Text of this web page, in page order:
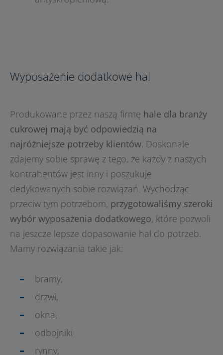
Wyposażenie dodatkowe hal
Produkowane przez naszą firmę hale dla branży
cukrowej mają być odpowiedzią na
najróżniejsze potrzeby klientów. Doskonale
zdajemy sobie sprawę z tego, że każdy z naszych
kontrahentów jest inny i poszukuje
dedykowanych sobie rozwiązań. Wychodząc
przeciw tym potrzebom, przygotowaliśmy szeroki
wybór wyposażenia dodatkowego, które pozwoli
na jeszcze lepsze dopasowanie hal do potrzeb.
Mamy rozwiązania takie jak:
bramy,
drzwi,
okna,
odbojniki
rynny,